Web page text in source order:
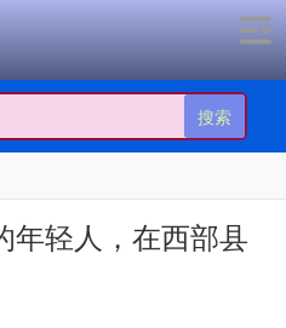
搜索
年轻人，在西部县